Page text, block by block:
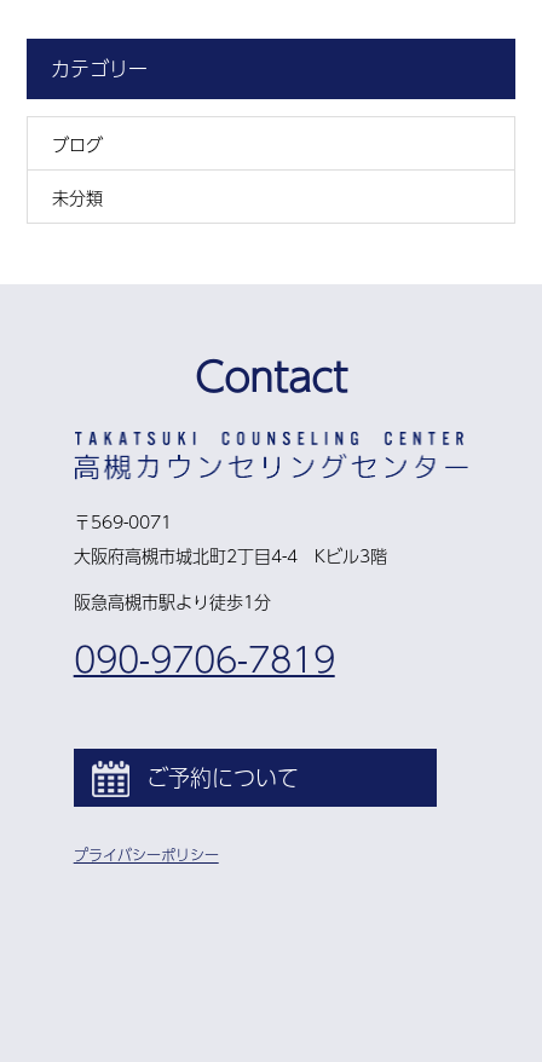
カテゴリー
ブログ
未分類
Contact
〒569-0071
大阪府高槻市城北町2丁目4-4 Kビル3階
阪急高槻市駅より徒歩1分
090-9706-7819
ご予約について
プライバシーポリシー